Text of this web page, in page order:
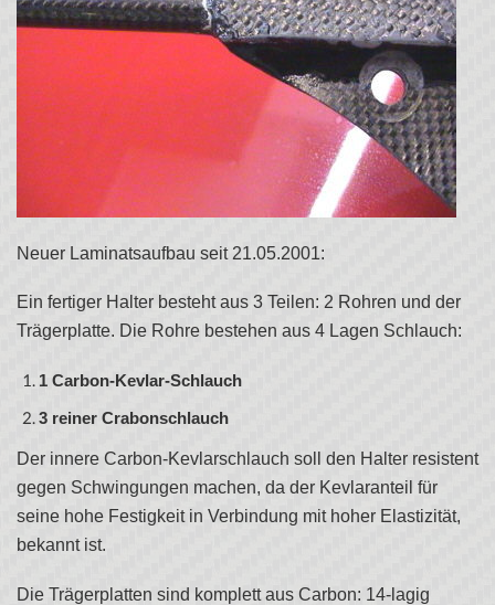
Neuer Laminatsaufbau seit 21.05.2001:
Ein fertiger Halter besteht aus 3 Teilen: 2 Rohren und der
Trägerplatte. Die Rohre bestehen aus 4 Lagen Schlauch:
1 Carbon-Kevlar-Schlauch
3 reiner Crabonschlauch
Der innere Carbon-Kevlarschlauch soll den Halter resistent
gegen Schwingungen machen, da der Kevlaranteil für
seine hohe Festigkeit in Verbindung mit hoher Elastizität,
bekannt ist.
Die Trägerplatten sind komplett aus Carbon: 14-lagig